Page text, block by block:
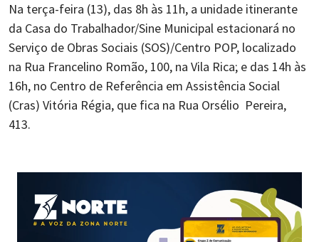
Na terça-feira (13), das 8h às 11h, a unidade itinerante
da Casa do Trabalhador/Sine Municipal estacionará no
Serviço de Obras Sociais (SOS)/Centro POP, localizado
na Rua Francelino Romão, 100, na Vila Rica; e das 14h às
16h, no Centro de Referência em Assistência Social
(Cras) Vitória Régia, que fica na Rua Orsélio Pereira,
413.